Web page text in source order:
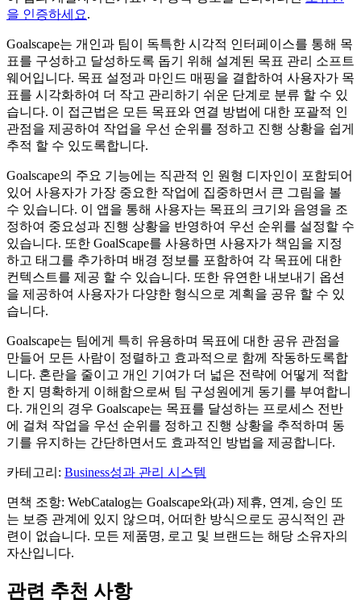
을 인증하세요.
Goalscape는 개인과 팀이 독특한 시각적 인터페이스를 통해 목
표를 구성하고 달성하도록 돕기 위해 설계된 목표 관리 소프트
웨어입니다. 목표 설정과 마인드 매핑을 결합하여 사용자가 목
표를 시각화하여 더 작고 관리하기 쉬운 단계로 분류 할 수 있
습니다. 이 접근법은 모든 목표와 연결 방법에 대한 포괄적 인
관점을 제공하여 작업을 우선 순위를 정하고 진행 상황을 쉽게
추적 할 수 있도록합니다.
Goalscape의 주요 기능에는 직관적 인 원형 디자인이 포함되어
있어 사용자가 가장 중요한 작업에 집중하면서 큰 그림을 볼
수 있습니다. 이 앱을 통해 사용자는 목표의 크기와 음영을 조
정하여 중요성과 진행 상황을 반영하여 우선 순위를 설정할 수
있습니다. 또한 GoalScape를 사용하면 사용자가 책임을 지정
하고 태그를 추가하며 배경 정보를 포함하여 각 목표에 대한
컨텍스트를 제공 할 수 있습니다. 또한 유연한 내보내기 옵션
을 제공하여 사용자가 다양한 형식으로 계획을 공유 할 수 있
습니다.
Goalscape는 팀에게 특히 유용하며 목표에 대한 공유 관점을
만들어 모든 사람이 정렬하고 효과적으로 함께 작동하도록합
니다. 혼란을 줄이고 개인 기여가 더 넓은 전략에 어떻게 적합
한 지 명확하게 이해함으로써 팀 구성원에게 동기를 부여합니
다. 개인의 경우 Goalscape는 목표를 달성하는 프로세스 전반
에 걸쳐 작업을 우선 순위를 정하고 진행 상황을 추적하며 동
기를 유지하는 간단하면서도 효과적인 방법을 제공합니다.
카테고리 : Business성과 관리 시스템
면책 조항: WebCatalog는 Goalscape와(과) 제휴, 연계, 승인 또
는 보증 관계에 있지 않으며, 어떠한 방식으로도 공식적인 관
련이 없습니다. 모든 제품명, 로고 및 브랜드는 해당 소유자의
자산입니다.
관련 추천 사항